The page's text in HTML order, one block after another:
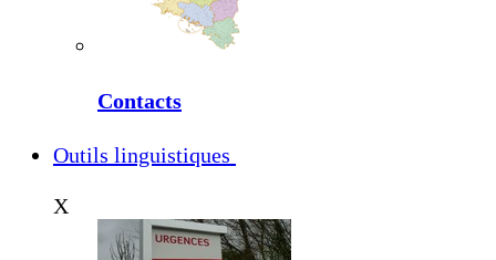
Contacts
Outils linguistiques
X